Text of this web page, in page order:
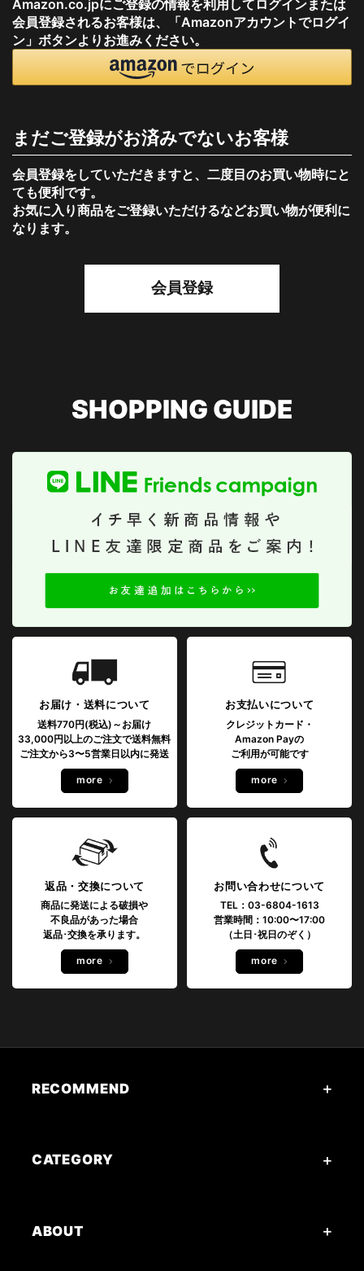
Amazon.co.jpにご登録の情報を利用してログインまたは
会員登録されるお客様は、「Amazonアカウントでログイ
ン」ボタンよりお進みください。
まだご登録がお済みでないお客様
会員登録をしていただきますと、二度目のお買い物時にと
ても便利です。
お気に入り商品をご登録いただけるなどお買い物が便利に
なります。
会員登録
SHOPPING GUIDE
お届け・送料について
送料770円(税込)～お届け
33,000円以上のご注文で送料無料
ご注文から3〜5営業日以内に発送
more
お支払いについて
クレジットカード・
Amazon Payの
ご利用が可能です
more
返品・交換について
商品に発送による破損や
不良品があった場合
返品･交換を承ります。
more
お問い合わせについて
TEL：03-6804-1613
営業時間：10:00〜17:00
（土日･祝日のぞく）
more
RECOMMEND
CATEGORY
ABOUT